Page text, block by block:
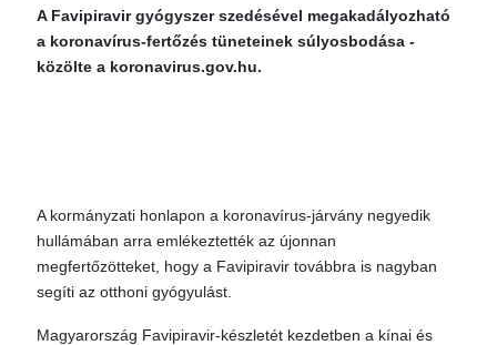
A Favipiravir gyógyszer szedésével megakadályozható
a koronavírus-fertőzés tüneteinek súlyosbodása -
közölte a koronavirus.gov.hu.
A kormányzati honlapon a koronavírus-járvány negyedik
hullámában arra emlékeztették az újonnan
megfertőzötteket, hogy a Favipiravir továbbra is nagyban
segíti az otthoni gyógyulást.
Magyarország Favipiravir-készletét kezdetben a kínai és